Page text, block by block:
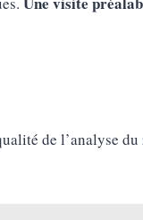
de l’analyse